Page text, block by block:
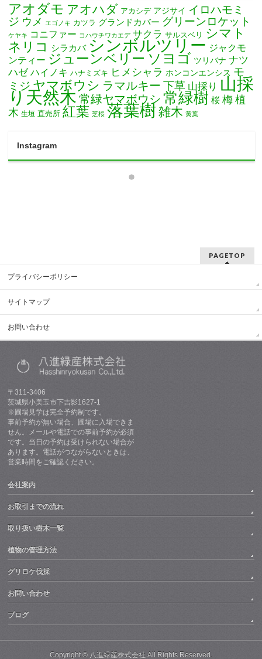
アオダモ アオハダ アカシデ アジサイ イロハモミ
ジ ウメ エゴノキ カツラ グランドカバー グリーンロケット
ケヤキ コニファー コハウチワカエデ サクラ サルスベリ シマト
ネリコ
シラカバ シンボルツリー ジャクモ
ンティー ジューンベリー ソヨゴ ツリバナ ナツ
ハゼ ハイノキ ハナミズキ ヒメシャラ ホンコンエンシス モ
ミジ ヤマボウシ ラマルキー 下草 山採り 山採
り天然木 常緑ヤマボウシ 常緑樹 桜 梅 植
木 生垣 直売所 紅葉 芝桜 落葉樹 雑木 黄葉
Instagram
PAGETOP
プライバシーポリシー
サイトマップ
お問い合わせ
〒311-3406
茨城県小美玉市下吉影1627-1
※圃場見学は完全予約制です。
事前予約が無い場合、圃場に入場できま
せん。メールや電話での事前予約が必須
です。当日の予約は受けられない場合が
あります。電話がつながらないときは、
営業時間をご確認ください。
会社案内
お取引までの流れ
取り扱い樹木一覧
植物の管理方法
グリロケ伐採
お問い合わせ
ブログ
Copyright © 八進緑産株式会社All Rights Reserved.